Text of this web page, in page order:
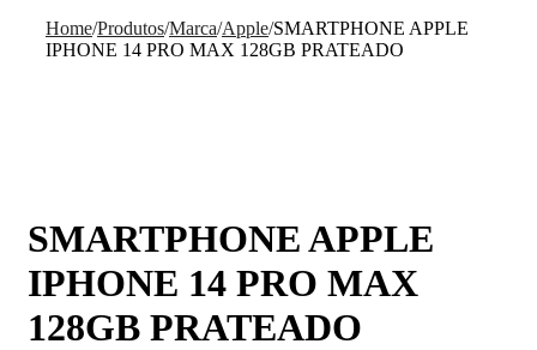
Home/Produtos/Marca/Apple/SMARTPHONE APPLE
IPHONE 14 PRO MAX 128GB PRATEADO
SMARTPHONE APPLE
IPHONE 14 PRO MAX
128GB PRATEADO